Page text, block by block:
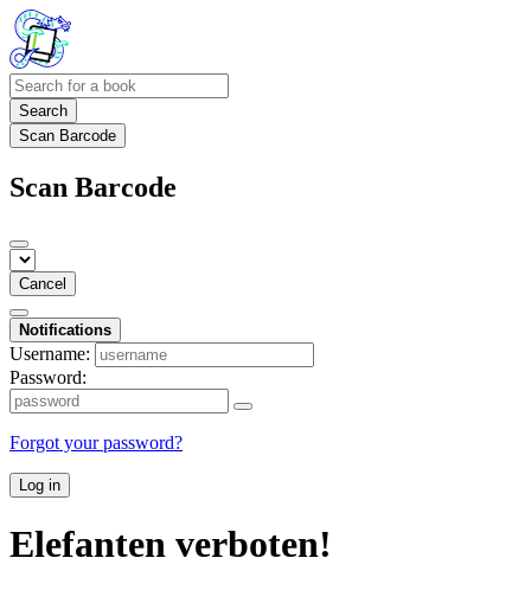
Search
Scan Barcode
Scan Barcode
Cancel
Notifications
Username:
Password:
Forgot your password?
Log in
Elefanten verboten!